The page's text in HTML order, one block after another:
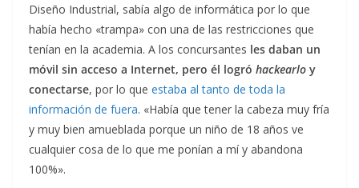
Diseño Industrial, sabía algo de informática por lo que
había hecho «trampa» con una de las restricciones que
tenían en la academia. A los concursantes les daban un
móvil sin acceso a Internet, pero él logró hackearlo y
conectarse, por lo que estaba al tanto de toda la
información de fuera. «Había que tener la cabeza muy fría
y muy bien amueblada porque un niño de 18 años ve
cualquier cosa de lo que me ponían a mí y abandona
100%».